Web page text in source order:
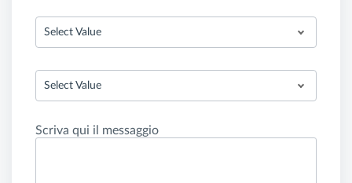
Select Value
Select Value
Scriva qui il messaggio